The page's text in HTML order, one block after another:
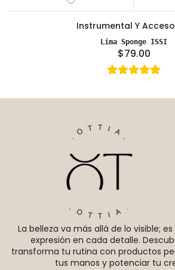
Instrumental Y
Lima Sponge ISSI
$79.00
La belleza va más allá de lo visible; es confianza, estilo y
expresión en cada detalle.
transforma tu rutina con productos
tus manos y potenciar tu